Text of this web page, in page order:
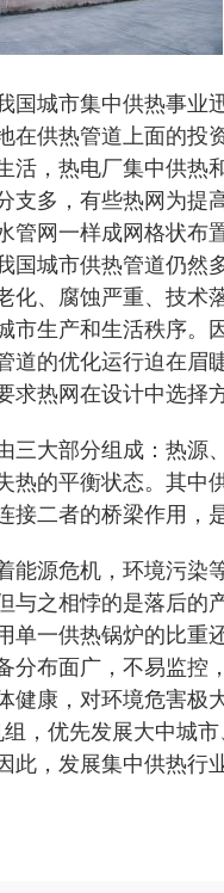
国城市集中供热事业
在供热管道上面的投
活，热电厂集中供热
支多，有些热网为提
管网一样成网格状布
国城市供热管道仍然
化、腐蚀严重、技术
市生产和生活秩序。
道的优化运行迫在眉
求热网在设计中选择
三大部分组成：热源
热的平衡状态。其中
接二者的桥梁作用，
能源危机，环境污染
与之相悖的是落后的
单一供热锅炉的比重
分布面广，不易监控
健康，对环境危害极
，优先发展大中城
此，发展集中供热行